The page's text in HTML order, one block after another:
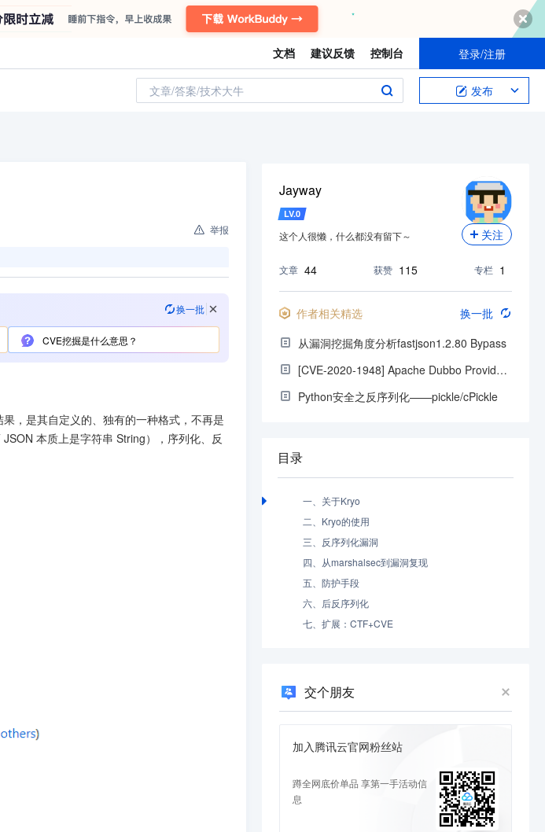
文档 建议反馈 控制台 登录/注册
文章/答案/技术大牛 发布
举报
换一批
CVE挖掘是什么意思？
，是其自定义的、独有的一种格式，不再是
本质上是字符串 String），序列化、反
Jayway
LV.0
这个人很懒，什么都没有留下～ 关注
文章 44 获赞 115 专栏 1
作者相关精选
换一批
从漏洞挖掘角度分析fastjson1.2.80 Bypass
[CVE-2020-1948] Apache Dubbo Provider反序列化漏洞复现及分析
Python安全之反序列化——pickle/cPickle
目录
一、关于Kryo
二、Kryo的使用
三、反序列化漏洞
四、从marshalsec到漏洞复现
五、防护手段
六、后反序列化
七、扩展：CTF+CVE
交个朋友
加入腾讯云官网粉丝站
蹲全网底价单品 享第一手活动信
息